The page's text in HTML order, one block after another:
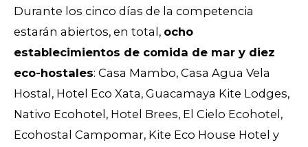
Durante los cinco días de la competencia
estarán abiertos, en total, ocho
establecimientos de comida de mar y diez
eco-hostales: Casa Mambo, Casa Agua Vela
Hostal, Hotel Eco Xata, Guacamaya Kite Lodges,
Nativo Ecohotel, Hotel Brees, El Cielo Ecohotel,
Ecohostal Campomar, Kite Eco House Hotel y